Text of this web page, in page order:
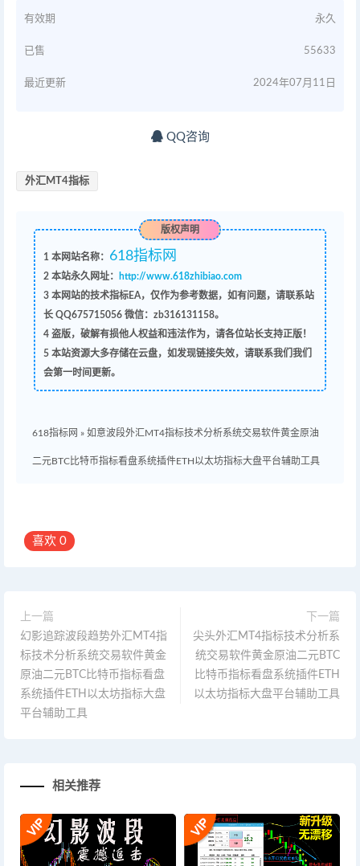
有效期 永久
已售 55633
最近更新 2024年07月11日
QQ咨询
外汇MT4指标
版权声明
1 本网站名称： 618指标网
2本站永久网址：
http://www.618zhibiao.com
3本网站的技术指标EA，仅作为参考数据，如有问题，请联系站
长 QQ675715056 微信：zb316131158。
4盗版，破解有损他人权益和违法作为，请各位站长支持正版！
5本站资源大多存储在云盘，如发现链接失效，请联系我们我们
会第一时间更新。
618指标网 » 如意波段外汇MT4指标技术分析系统交易软件黄金原油
二元BTC比特币指标看盘系统插件ETH以太坊指标大盘平台辅助工具
喜欢 0
上一篇
幻影追踪波段趋势外汇MT4指
标技术分析系统交易软件黄金
原油二元BTC比特币指标看盘
系统插件ETH以太坊指标大盘
平台辅助工具
下一篇
尖头外汇MT4指标技术分析系
统交易软件黄金原油二元BTC
比特币指标看盘系统插件ETH
以太坊指标大盘平台辅助工具
相关推荐